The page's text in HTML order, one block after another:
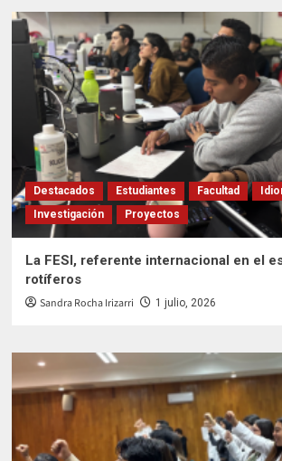
Destacados Estudiantes Facultad
Investigación
Proyectos
La FESI, referente internacional en el
rotíferos
Sandra Rocha Irizarri 1 julio, 2026